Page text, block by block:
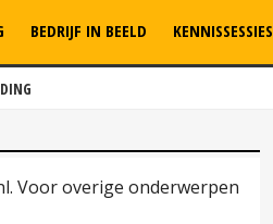
BEDRIJF IN BEELD KENNISSESSIES
Voor overige onderwerpen